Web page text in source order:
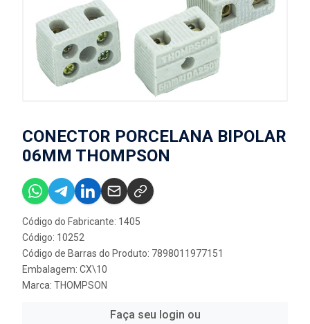
CONECTOR PORCELANA BIPOLAR
06MM THOMPSON
Código do Fabricante: 1405
Código: 10252
Código de Barras do Produto: 7898011977151
Embalagem: CX\10
Marca: THOMPSON
Faça seu login ou